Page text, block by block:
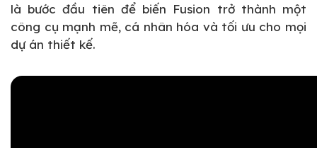
là bước đầu tiên để biến Fusion trở thành một
công cụ mạnh mẽ, cá nhân hóa và tối ưu cho mọi
dự án thiết kế.